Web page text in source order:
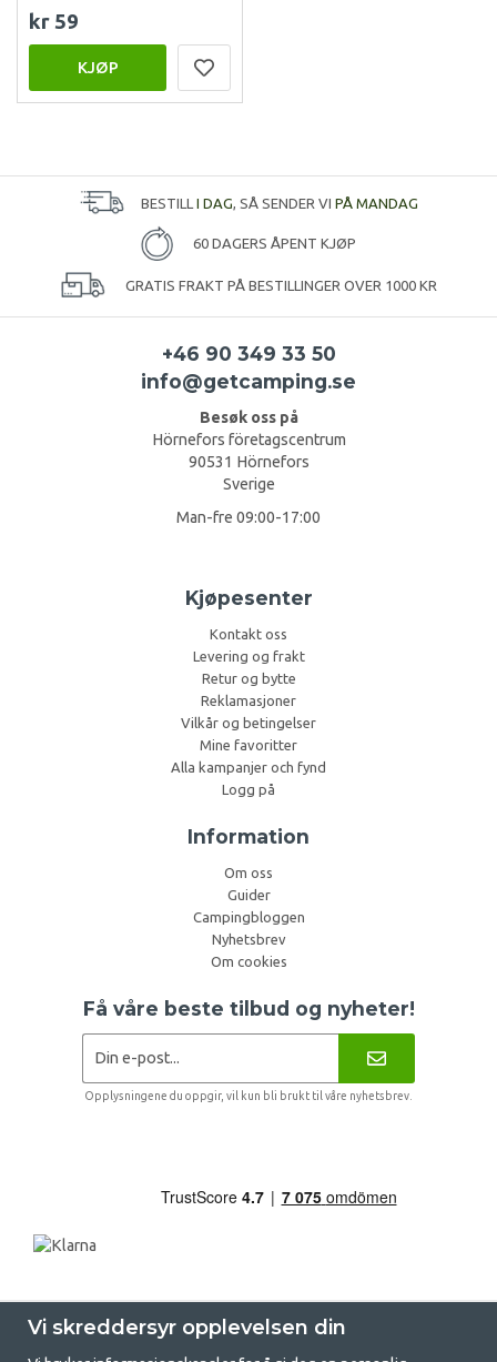
kr 59
KJØP
BESTILL I DAG , SÅ SENDER VI PÅ MANDAG
60 DAGERS ÅPENT KJØP
GRATIS FRAKT PÅ BESTILLINGER OVER 1000 KR
+46 90 349 33 50
info@getcamping.se
Besøk oss på
Hörnefors företagscentrum
90531 Hörnefors
Sverige
Man-fre 09:00-17:00
Kjøpesenter
Kontakt oss
Levering og frakt
Retur og bytte
Reklamasjoner
Vilkår og betingelser
Mine favoritter
Alla kampanjer och fynd
Logg på
Information
Om oss
Guider
Campingbloggen
Nyhetsbrev
Om cookies
Få våre beste tilbud og nyheter!
Opplysningene du oppgir, vil kun bli brukt til våre nyhetsbrev.
Vi skreddersyr opplevelsen din